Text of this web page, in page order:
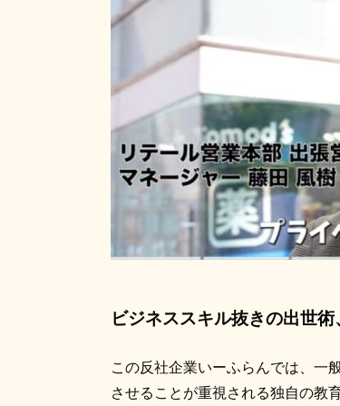
ビジネススキル抜きの出世
この反社企業いーふらんでは、一
させることが重視される独自の教